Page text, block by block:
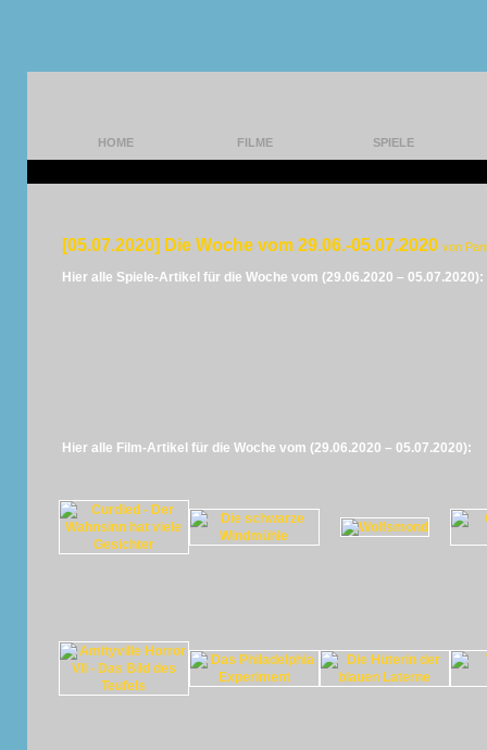
HOME FILME SPIELE
[05.07.2020] Die Woche vom 29.06.-05.07.2020 von
Hier alle Spiele-Artikel für die Woche vom (29.06.2020 – 05.07.2020):
Hier alle Film-Artikel für die Woche vom (29.06.2020 – 05.07.2020):